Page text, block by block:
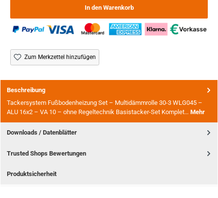
In den Warenkorb
Zum Merkzettel hinzufügen
Beschreibung
Tackersystem Fußbodenheizung Set – Multidämmrolle 30-3 WLG045 –
ALU 16x2 – VA 10 – ohne Regeltechnik Basistacker-Set Komplet… Mehr
Downloads / Datenblätter
Trusted Shops Bewertungen
Produktsicherheit